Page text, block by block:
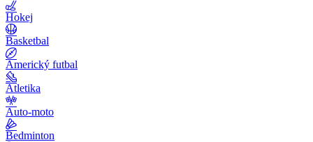
Hokej
Basketbal
Americký futbal
Atletika
Auto-moto
Bedminton